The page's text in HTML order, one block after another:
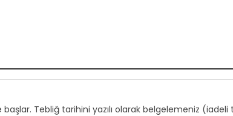
Tebliğ tarihini yazılı olarak belgelemeniz